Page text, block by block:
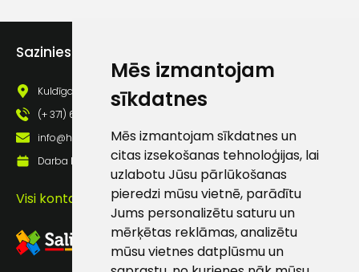
Mēs izmantojam
sīkdatnes
Mēs izmantojam sīkdatnes un
citas izsekošanas tehnoloģijas, lai
uzlabotu Jūsu pārlūkošanas
pieredzi mūsu vietnē, parādītu
Jums personalizētu saturu un
mērķētas reklāmas, analizētu
mūsu vietnes datplūsmu un
Sazinies ar mums
Kuldīgas iela 69a, Saldus, Saldus nov., LV - 3801
(+ 371) 63 881 186
info@hards.lv
Darba laiks: Darbadienās: 8:00 - 17:00
Visi kontakti